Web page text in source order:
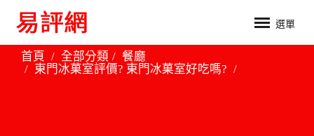
選單
首頁 全部分類
餐廳
東門冰菓室評價? 東門冰菓室好吃嗎?